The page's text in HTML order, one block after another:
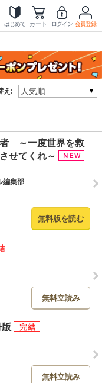
はじめて カート ログイン 会員登録
え:
者 ～一度世界を救
せてくれ～
編集部
無料版を読む
無料立読み
無料立読み